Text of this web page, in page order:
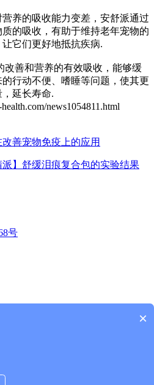
营养的吸收能力变差，安舒派通过
的吸收，有助于维持老年宠物的
它们更好地抵抗疾病.
改善和营养的有效吸收，能够缓
行动不便、嗜睡等问题，使其更
延长寿命.
news1054811.html
善宠物免疫上的应用
】舒缓泪痕复合包的实验结果
号
×